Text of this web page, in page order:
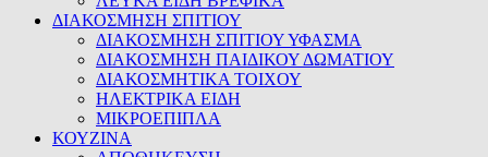
ΔΙΑΚΟΣΜΗΣΗ ΣΠΙΤΙΟΥ
ΔΙΑΚΟΣΜΗΣΗ ΣΠΙΤΙΟΥ ΥΦΑΣΜΑ
ΔΙΑΚΟΣΜΗΣΗ ΠΑΙΔΙΚΟΥ ΔΩΜΑΤΙΟΥ
ΔΙΑΚΟΣΜΗΤΙΚΑ ΤΟΙΧΟΥ
ΗΛΕΚΤΡΙΚΑ ΕΙΔΗ
ΜΙΚΡΟΕΠΙΠΛΑ
ΚΟΥΖΙΝΑ